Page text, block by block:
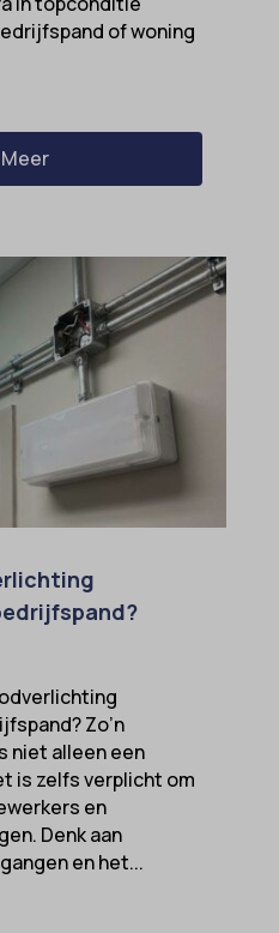
of woning
Zo’n
niet alleen een
is zelfs verplicht om
en
Denk aan
en het...